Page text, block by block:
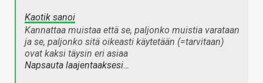
Kaotik sanoi
Kannattaa muistaa että se, paljonko muistia varataan
ja se, paljonko sitä oikeasti käytetään (=tarvitaan)
ovat kaksi täysin eri asiaa
Napsauta laajentaaksesi…